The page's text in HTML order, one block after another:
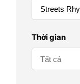
Thời gian